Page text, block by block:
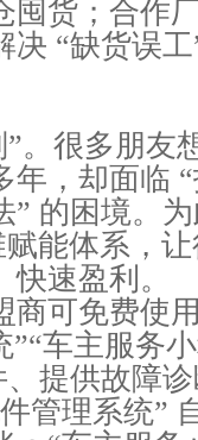
囤货；合作
决 “缺货误
。很多朋友
年，却面临
” 的困境。
能体系，
速盈利。
商可免费使
”“车主服务
提供故障
管理系统”